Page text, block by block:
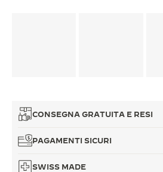
CONSEGNA GRATUITA E RESI
PAGAMENTI SICURI
SWISS MADE